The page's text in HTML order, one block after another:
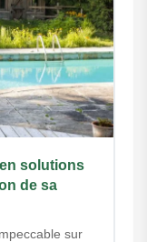
solutions
de sa
sur